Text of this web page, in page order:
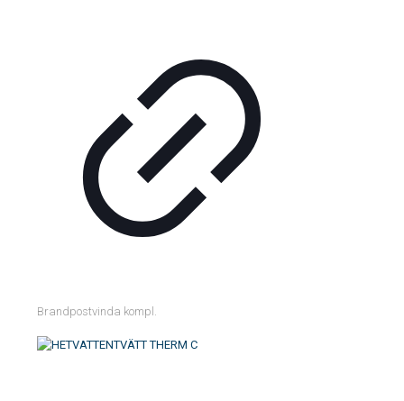
Brandpostvinda kompl.